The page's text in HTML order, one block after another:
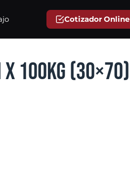
x 100kg (30×70)
Cotizador Online